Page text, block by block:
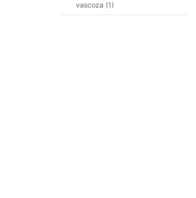
vascoza (1)